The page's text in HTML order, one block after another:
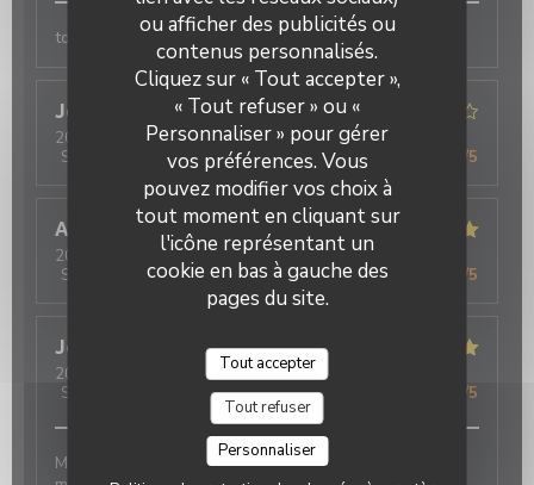
ou afficher des publicités ou
contenus personnalisés.
Cliquez sur « Tout accepter »,
« Tout refuser » ou «
Personnaliser » pour gérer
vos préférences. Vous
pouvez modifier vos choix à
tout moment en cliquant sur
l'icône représentant un
cookie en bas à gauche des
pages du site.
Tout accepter
Tout refuser
Personnaliser
tous
Jean-Pierre
D
2026-07-23 - 12:00 - Couverts 2
Service
Ambiance:4/5 Cuisine 5/5 Qualité / Prix /5
A
2026-07-23
- 19:30 - Couverts 12
Service
Ambiance: 4/5 Cuisine: 5/5 Qualité / Prix /5
Jean Paul
2026-07-17
- 19:45 - Couverts 2
Service
Ambiance:5/5 Cuisine: /5
Manger dans ce restaurant est toujours un moment
Oh ! MOUETTES